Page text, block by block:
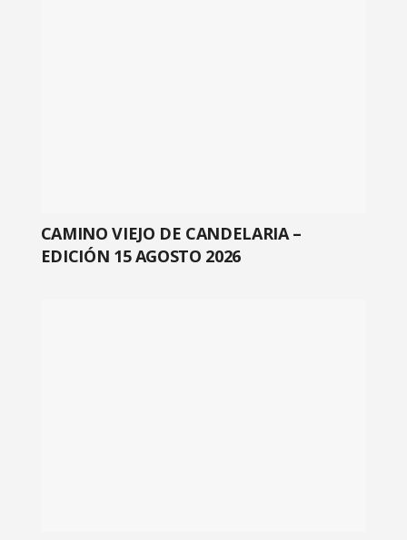
CAMINO VIEJO DE CANDELARIA –
EDICIÓN 15 AGOSTO 2026